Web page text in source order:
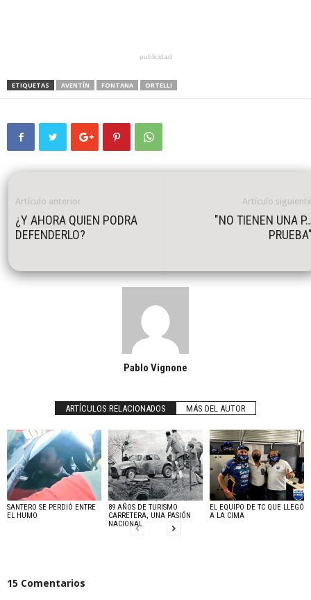
publicidad
ETIQUETAS AVENTÍN FONTANA ORTELLI
Artículo anterior
¿Y AHORA QUIEN PODRA
DEFENDERLO?
Artículo
"NO TIENEN UNA
Pablo Vignone
ARTÍCULOS RELACIONADOS MÁS DEL AUTOR
SANTERO SE PERDIÓ ENTRE
EL HUMO
89 AÑOS DE TURISMO
CARRETERA, UNA PASIÓN
NACIONAL
EL EQUIPO DE TC QUE LLEGÓ
A LA CIMA
15 Comentarios